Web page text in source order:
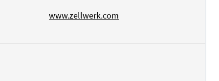
www.zellwerk.com